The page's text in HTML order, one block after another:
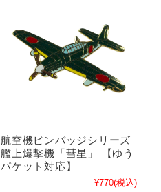
航空機ピンバッジシリーズ
艦上爆撃機「彗星」 【ゆう
パケット対応】
¥770(税込)